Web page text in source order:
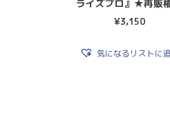
ライズプロ』★再販
¥3,150
気になるリストに